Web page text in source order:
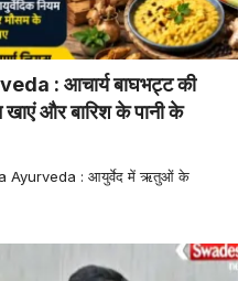
: आचार्य बाघभट्ट की
खाएं और बारिश के पानी के
Ayurveda : आयुर्वेद में ऋतुओं के